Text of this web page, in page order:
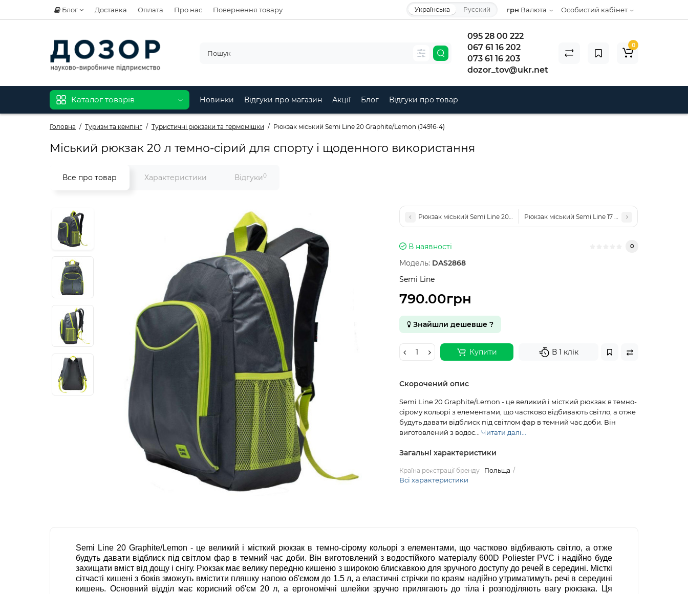
Блог Доставка Оплата Про нас Повернення товару Особистий кабінет
грн Валюта
Українська Русский
095 28 00 222
067 61 16 202
073 61 16 203
dozor_tov@ukr.net
0
Каталог товарів Новинки Відгуки про магазин Акції Блог Відгуки про товар
Головна Туризм та кемпінг Туристичні рюкзаки та гермомішки Рюкзак міський Semi Line 20 Graphite/Lemon (J4916-4)
Міський рюкзак 20 л темно-сірий для спорту і щоденного використання
Все про товар Характеристики Відгуки0
Рюкзак міський Semi Line 20 Pink/Blue (J4916-3)Рюкзак міський Semi Line 17 Black Print (J4686-1)
В наявності 0
Модель: DAS2868
Semi Line
790.00грн
Знайшли дешевше ?
Купити В 1 клік
Скорочений опис
Semi Line 20 Graphite/Lemon - це великий і місткий рюкзак в темно-
сірому кольорі з елементами, що частково відбивають світло, а отже
будуть давати відблиск під світлом фар в темний час доби. Він
виготовлений з водос... Читати далі...
Загальні характеристики
Країна реєстрації бренду Польща
Всі характеристики
Semi Line 20 Graphite/Lemon - це великий і місткий рюкзак в темно-сірому кольорі з елементами, що частково відбивають світло, а отже
будуть давати відблиск під світлом фар в темний час доби. Він виготовлений з водостійкого матеріалу 600D Poliester PVC і надійно буде
захищати вміст від дощу і снігу. Рюкзак має велику передню кишеню з широкою блискавкою для зручного доступу до речей в середині. Місткі
сітчасті кишені з боків зможуть вмістити пляшку напою об'ємом до 1.5 л, а еластичні стрічки по краям надійно утриматимуть речі в середині
кишень. Основний відділ має корисний об'єм 20 л, а ергономічні шлейки зручно прилягають до тіла і розподіляють вагу рюкзака. Ця